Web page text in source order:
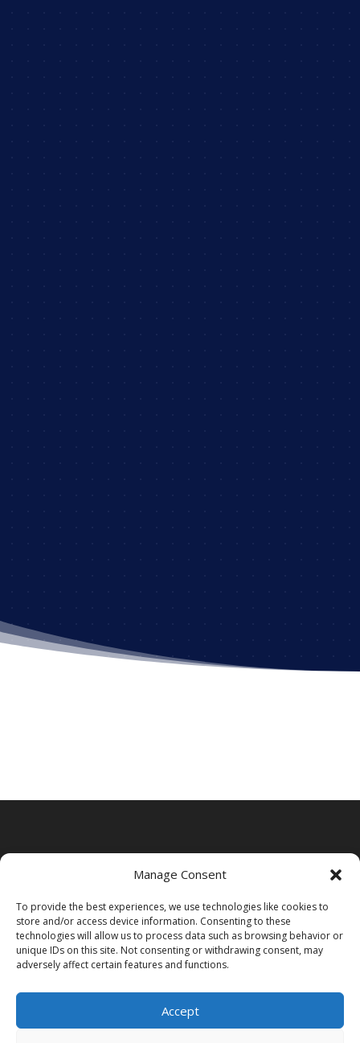
Manage Consent
To provide the best experiences, we use technologies like cookies to
store and/or access device information. Consenting to these
technologies will allow us to process data such as browsing behavior or
unique IDs on this site. Not consenting or withdrawing consent, may
adversely affect certain features and functions.
Accept